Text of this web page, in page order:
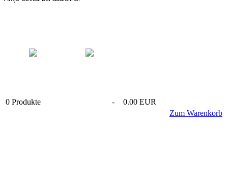
0 Produkte -
0.00 EUR
Zum Warenkorb